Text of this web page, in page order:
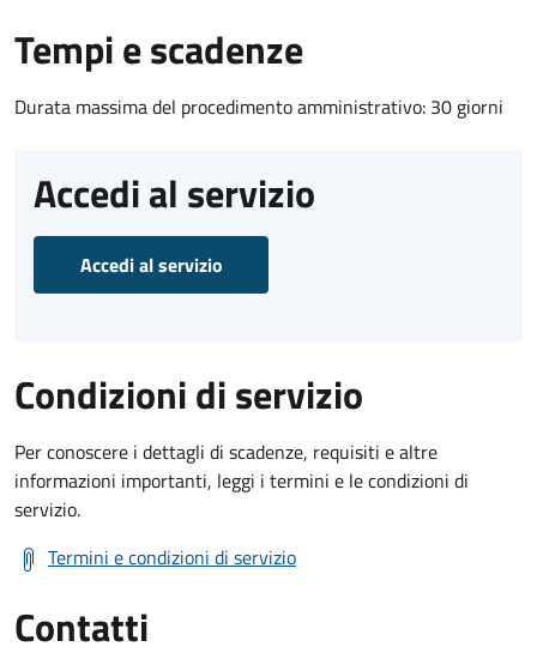
Tempi e scadenze
Durata massima del procedimento amministrativo: 30 giorni
Accedi al servizio
Accedi al servizio
Condizioni di servizio
Per conoscere i dettagli di scadenze, requisiti e altre
informazioni importanti, leggi i termini e le condizioni di
servizio.
Termini e condizioni di servizio
Contatti